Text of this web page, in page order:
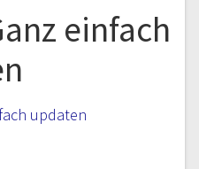
einfach
updaten